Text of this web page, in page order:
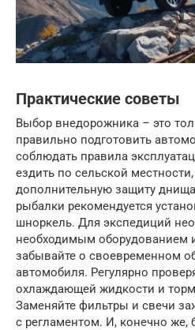
Практические советы
Выбор внедорожника – это
правильно подготовить
соблюдать правила
ездить по сельской
дополнительную защиту
рыбалки рекомендуется
шноркель. Для экспедиций
необходимым оборудованием
забывайте о своевременном
автомобиля. Регулярно
охлаждающей жидкости и
Заменяйте фильтры и свечи
с регламентом. И, конечно же,